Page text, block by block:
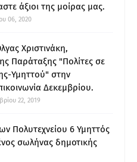
άξιοι της μοίρας μας.
06, 2020
Χριστινάκη,
Παράταξης "Πολίτες σε
Υμηττού" στην
Δεκεμβρίου.
22, 2019
Πολυτεχνείου 6 Υμηττός
σωλήνας δημοτικής